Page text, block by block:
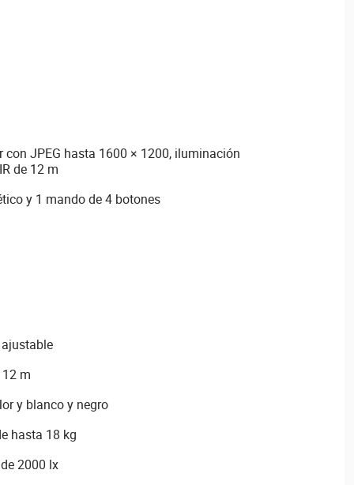
con JPEG hasta 1600 × 1200, iluminación
de 12 m
y 1 mando de 4 botones
m
y blanco y negro
hasta 18 kg
2000 lx